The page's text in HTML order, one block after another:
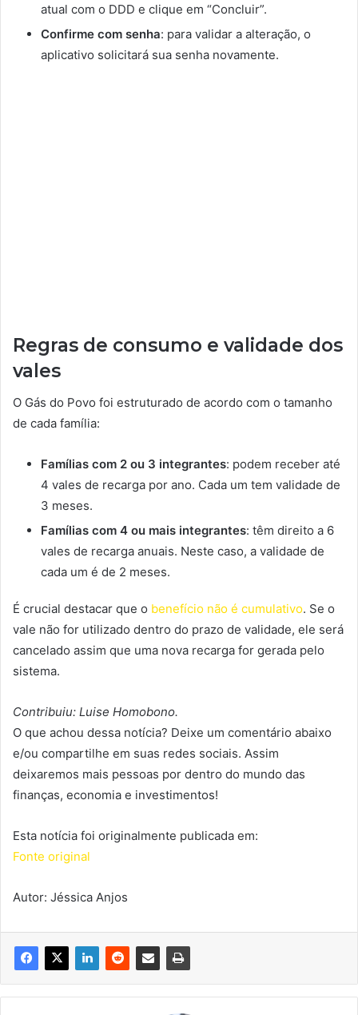
atual com o DDD e clique em “Concluir”.
Confirme com senha: para validar a alteração, o
aplicativo solicitará sua senha novamente.
Regras de consumo e validade dos
vales
O Gás do Povo foi estruturado de acordo com o tamanho
de cada família:
Famílias com 2 ou 3 integrantes: podem receber até
4 vales de recarga por ano. Cada um tem validade de
3 meses.
Famílias com 4 ou mais integrantes: têm direito a 6
vales de recarga anuais. Neste caso, a validade de
cada um é de 2 meses.
É crucial destacar que o benefício não é cumulativo. Se o
vale não for utilizado dentro do prazo de validade, ele será
cancelado assim que uma nova recarga for gerada pelo
sistema.
Contribuiu: Luise Homobono.
O que achou dessa notícia? Deixe um comentário abaixo
e/ou compartilhe em suas redes sociais. Assim
deixaremos mais pessoas por dentro do mundo das
finanças, economia e investimentos!
Esta notícia foi originalmente publicada em:
Fonte original
Autor: Jéssica Anjos